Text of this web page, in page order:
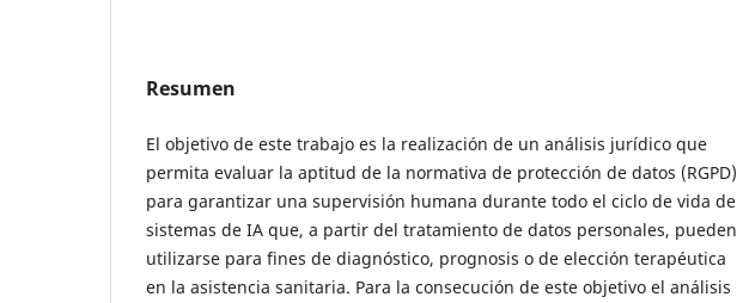
Resumen
El objetivo de este trabajo es la realización de un análisis jurídico que
permita evaluar la aptitud de la normativa de protección de datos (RGPD)
para garantizar una supervisión humana durante todo el ciclo de vida de
sistemas de IA que, a partir del tratamiento de datos personales, pueden
utilizarse para fines de diagnóstico, prognosis o de elección terapéutica
en la asistencia sanitaria. Para la consecución de este objetivo el análisis